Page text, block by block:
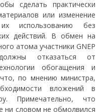
сделать практически
или изменение
использованию без
действий. В обмен на
атома участники GNEP
отказаться от
обогащения и
по мнению министра,
вложений в
Примечательно, что
ни словом не обмолвился